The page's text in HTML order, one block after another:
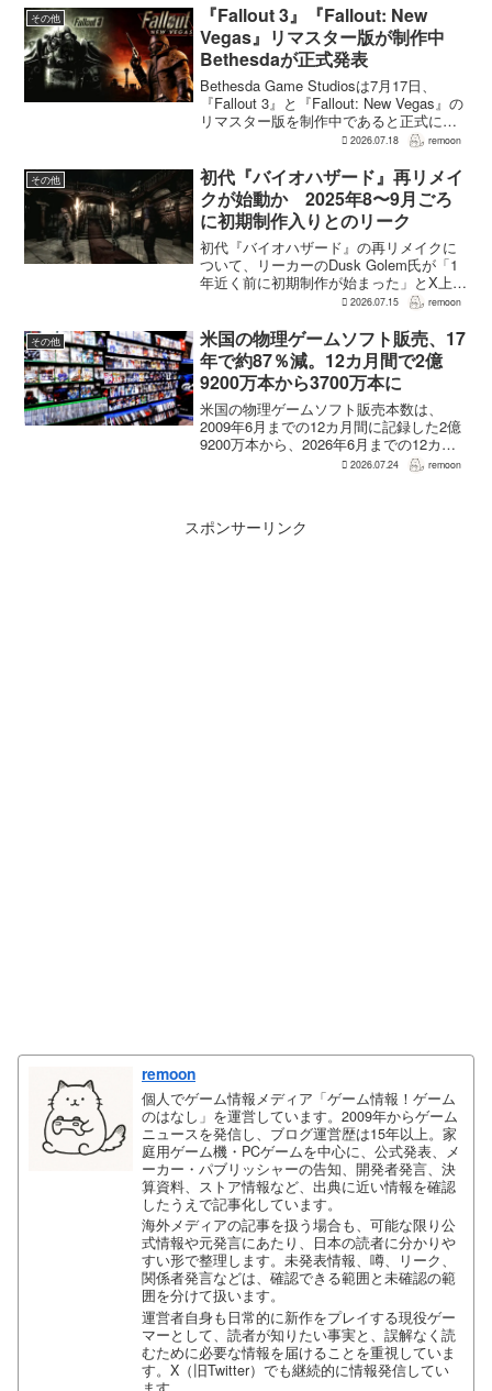
その他
『Fallout 3』『Fallout: New
Vegas』リマスター版が制作中
Bethesdaが正式発表
Bethesda Game Studiosは7月17日、
『Fallout 3』と『Fallout: New Vegas』の
リマスター版を制作中であると正式に発
表した。同社は今後のプロジェクトを紹
が過去の『...
2026.07.18 remoon
その他
初代『バイオハザード』再リメイ
クが始動か 2025年8〜9月ごろ
に初期制作入りとのリーク
初代『バイオハザード』の再リメイクに
ついて、リーカーのDusk Golem氏が「1
年近く前に初期制作が始まった」とX上で
述べた。同氏によれば、プリプロダクシ
本格制作へ移るのは『バイオハザード
RE:...
2026.07.15 remoon
その他
米国の物理ゲームソフト販売、17
年で約87％減。12カ月間で2億
9200万本から3700万本に
米国の物理ゲームソフト販売本数は、
2009年6月までの12カ月間に記録した2億
9200万本から、2026年6月までの12カ月
間には3700万本まで減少した。市場調査
2026.07.24 remoon
スポンサーリンク
remoon
個人でゲーム情報メディア「ゲーム情報！ゲーム
のはなし」を運営しています。2009年からゲーム
ニュースを発信し、ブログ運営歴は15年以上。家
庭用ゲーム機・PCゲームを中心に、公式発表、メ
ーカー・パブリッシャーの告知、開発者発言、決
算資料、ストア情報など、出典に近い情報を確認
したうえで記事化しています。
海外メディアの記事を扱う場合も、可能な限り公
式情報や元発言にあたり、日本の読者に分かりや
すい形で整理します。未発表情報、噂、リーク、
関係者発言などは、確認できる範囲と未確認の範
囲を分けて扱います。
運営者自身も日常的に新作をプレイする現役ゲー
マーとして、読者が知りたい事実と、誤解なく読
むために必要な情報を届けることを重視していま
す。X（旧Twitter）でも継続的に情報発信してい